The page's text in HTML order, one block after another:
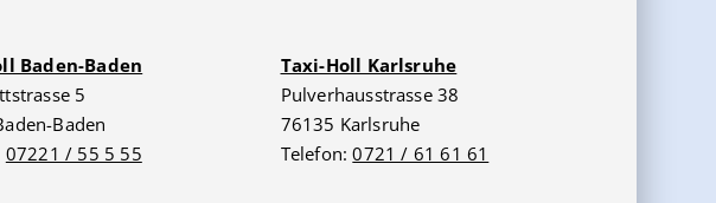
Baden-Baden
5
Baden
07221 / 55 5 55
Taxi-Holl Karlsruhe
Pulverhausstrasse 38
76135 Karlsruhe
Telefon:0721 / 61 61 61